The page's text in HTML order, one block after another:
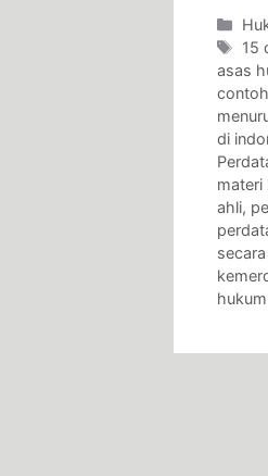
15
asas
di
materi
ahli,